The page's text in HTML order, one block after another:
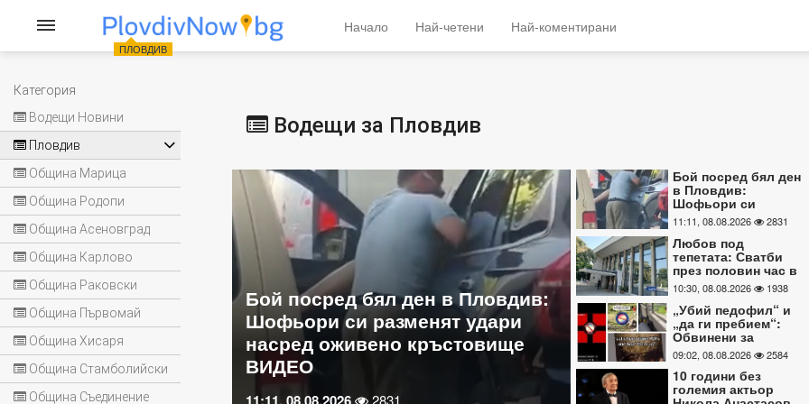
Категория
Водещи Новини
Пловдив
Община Марица
Община Родопи
Община Асеновград
Община Карлово
Община Раковски
Община Първомай
Община Хисаря
Община Стамболийски
Община Съединение
ПЛОВДИВ
Начало Най-четени Най-коментирани
Водещи за Пловдив
бял ден в Пловдив:
разменят удари
кръстовище
2831
Любов под тепетата: Сватби
през половин час в Пловдив на
магичната дата 8.08
1938
„Убий педофил“ и „да ги
пребием“: Обвинени за
жестокото убийството в
Пловдив споделяли
насилие в социалните
СНИМКИ
2584
Бой посред бял ден
в Пловдив:
Шофьори си
разменят удари
насред оживено
кръстовище ВИДЕО
11:11, 08.08.2026 2831
Любов под
тепетата: Сватби
през половин час в
Пловдив на
магичната дата 8.08
10:30, 08.08.2026 1938
„Убий педофил“ и
„да ги пребием“:
Обвинени за
жестокото
убийството в
Пловдив
споделяли призиви
09:02, 08.08.2026 2584
10 години без
големия актьор